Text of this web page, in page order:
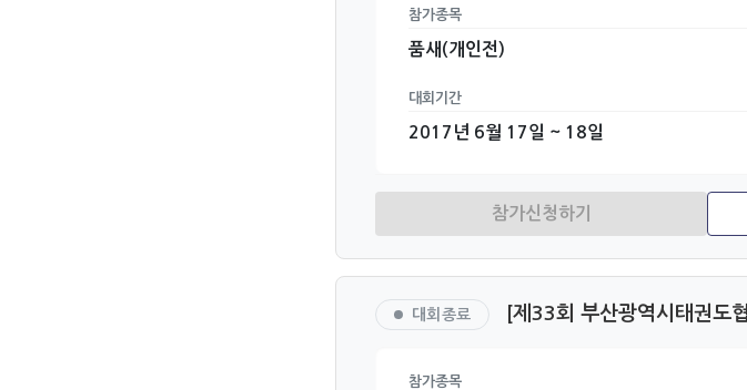
참가종목
품새(개인전)
대회기간
2017년 6월 17일 ~ 18일
대회종료 [제33회 부산광역시태권도
참가종목